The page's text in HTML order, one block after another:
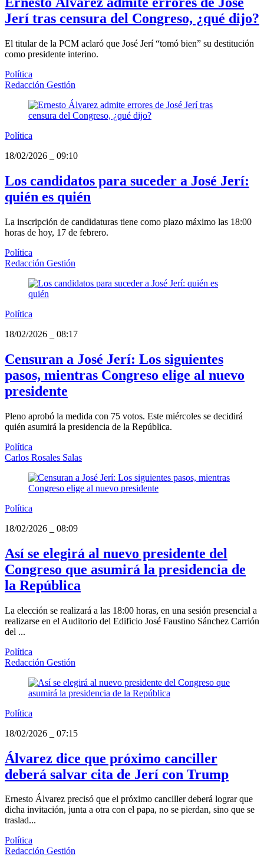
Jerí tras censura del Congreso, ¿qué dijo?
El titular de la PCM aclaró que José Jerí “tomó bien” su destitución
como presidente interino.
Política
Redacción Gestión
Política
18/02/2026
09:10
Los candidatos para suceder a José Jerí:
quién es quién
La inscripción de candidaturas tiene como plazo máximo las 18:00
horas de hoy, 17 de febrero.
Política
Redacción Gestión
Política
18/02/2026
08:17
Censuran a José Jerí: Los siguientes
pasos, mientras Congreso elige al nuevo
presidente
Pleno aprobó la medida con 75 votos. Este miércoles se decidirá
quién asumirá la presidencia de la República.
Política
Carlos Rosales Salas
Política
18/02/2026
08:09
Así se elegirá al nuevo presidente del
Congreso que asumirá la presidencia de
la República
La elección se realizará a las 18:00 horas, en una sesión presencial a
realizarse en el Auditorio del Edificio José Faustino Sánchez Carrión
del ...
Política
Redacción Gestión
Política
18/02/2026
07:15
Álvarez dice que próximo canciller
deberá salvar cita de Jerí con Trump
Ernesto Álvarez precisó que el próximo canciller deberá lograr que
dicha invitación, junta a otra con el papa, no se pierdan, sino que se
traslad...
Política
Redacción Gestión